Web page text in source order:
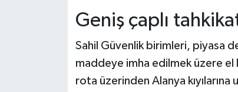
Geniş çaplı
Sahil Güvenlik birimleri, piyasa
maddeye imha edilmek üzere el
rota üzerinden Alanya